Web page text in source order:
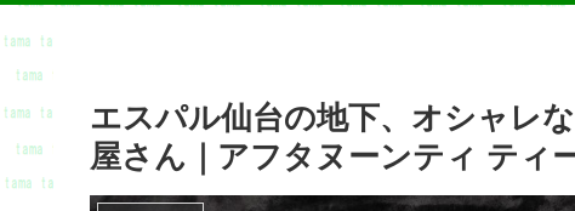
エスパル仙台の地下、オシャレ
屋さん｜アフタヌーンティ ティ